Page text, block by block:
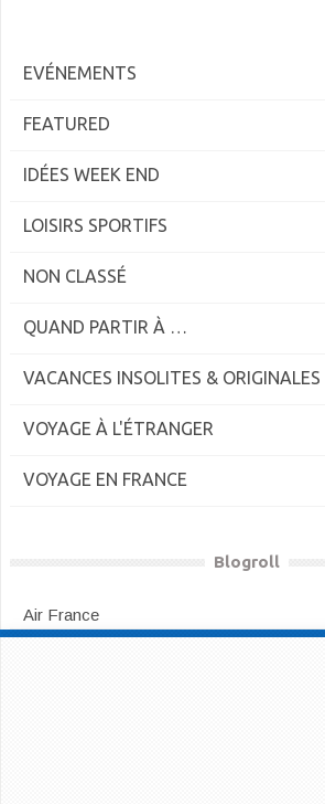
EVÉNEMENTS
FEATURED
IDÉES WEEK END
LOISIRS SPORTIFS
NON CLASSÉ
QUAND PARTIR À …
VACANCES INSOLITES & ORIGINALES
VOYAGE À L'ÉTRANGER
VOYAGE EN FRANCE
Blogroll
Air France